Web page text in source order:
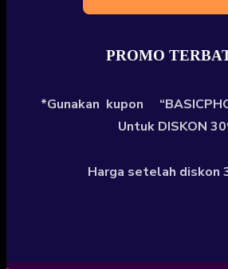
PROMO
*Gunakan kupon
Untuk DISKON
Harga setelah diskon